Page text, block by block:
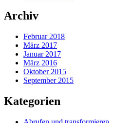
Archiv
Februar 2018
März 2017
Januar 2017
März 2016
Oktober 2015
September 2015
Kategorien